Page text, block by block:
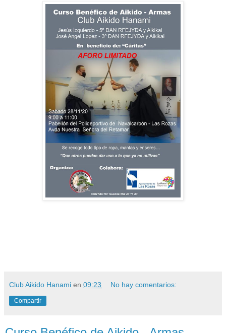
Club Aikido Hanami en 09:23 No hay comentarios:
Compartir